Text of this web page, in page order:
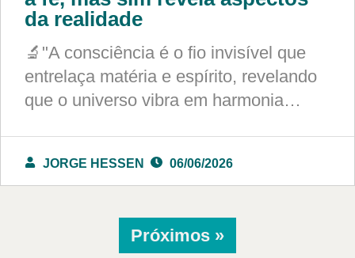
da realidade
🔬"A consciência é o fio invisível que
entrelaça matéria e espírito, revelando
que o universo vibra em harmonia…
JORGE HESSEN 06/06/2026
Próximos »